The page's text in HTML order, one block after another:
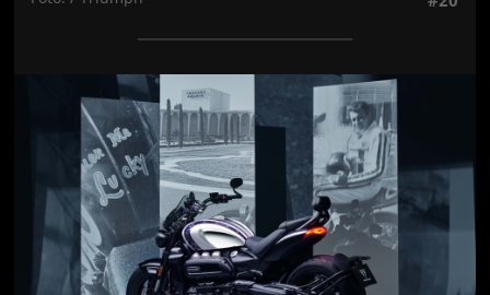
Jön még kép!